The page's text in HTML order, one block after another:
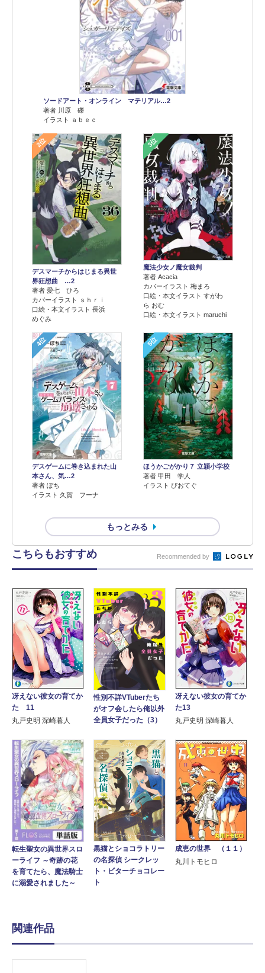
ソードアート・オンライン マテリアル…2
著者 川原 礫
イラスト ａｂｅｃ
2位
デスマーチからはじまる異世
界狂想曲 …2
著者 愛七 ひろ
カバーイラスト ｓｈｒｉ
口絵・本文イラスト 長浜
めぐみ
3位
魔法少女ノ魔女裁判
著者 Acacia
カバーイラスト 梅まろ
口絵・本文イラスト すがわ
ら おむ
口絵・本文イラスト maruchi
4位
デスゲームに巻き込まれた山
本さん、気…2
著者 ぽち
イラスト 久賀 フーナ
5位
ほうかごがかり７ 立穎小学校
著者 甲田 学人
イラスト ぴおてぐ
もっとみる
こちらもおすすめ Recommended by
冴えない彼女の育てか
た 11
丸戸史明 深崎暮人
性別不詳VTuberたち
がオフ会したら俺以外
全員女子だった（3）
冴えない彼女の育てか
た13
丸戸史明 深崎暮人
転生聖女の異世界スロ
ーライフ ～奇跡の花
を育てたら、魔法騎士
に溺愛されました～
黒猫とショコラトリー
の名探偵 シークレッ
ト・ビターチョコレー
ト
成恵の世界 （１１）
丸川トモヒロ
関連作品